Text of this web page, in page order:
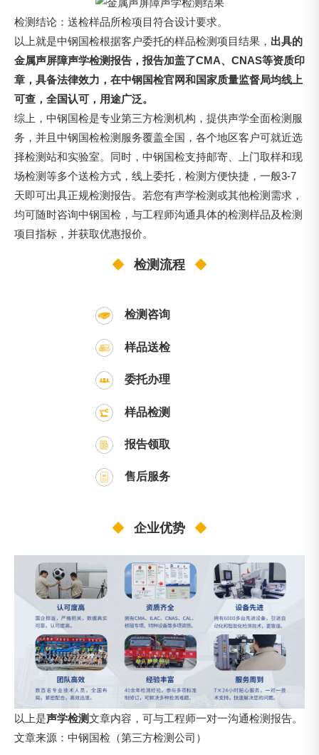
检测结论：送检样品所检项目符合设计要求。
以上就是中钢国检根据客户委托的样品检测项目结果， 出具的
金属声屏障声学检测报告，报告加盖了CMA、CNAS等资质印
章，具备法律效力，在中钢国检官网和国家质量监督局均线上
可查，全国认可，用途广泛。
综上，中钢国检是专业第三方检测机构，提供声学全面检测服
务，并且中钢国检检测服务覆盖全国，各个地区客户可就近选
择检测站和实验室。同时，中钢国检支持邮寄、上门取样和现
场检测等多个送检方式，线上委托，检测方便快捷，一般3-7
天即可出具正规检测报告。若您有声学检测或其他检测需求，
均可随时咨询中钢国检，与工程师沟通具体的检测样品及检测
项目指标，并获取优惠报价。
◆ 检测流程 ◆
检测咨询
样品送检
委托办理
样品检测
报告领取
售后服务
◆ 企业优势 ◆
以上是声学检测文章内容，可与工程师一对一沟通检测报告。
文章来源：中钢国检（第三方检测公司）